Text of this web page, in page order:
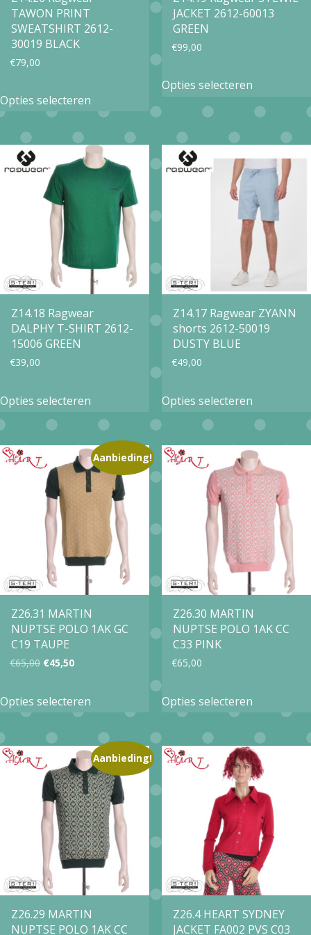
de
TAWON PRINT
SWEATSHIRT 2612-
30019 BLACK
€79,00
Opties selecteren
product
meerdere
variaties.
optie
gekozen
worden
op
de
JACKET 2612-60013
GREEN
€99,00
Opties selecteren
heeft
meerdere
variaties.
Deze
optie
kan
gekozen
worden
op
de
Z14.18 Ragwear
DALPHY T-SHIRT 2612-
15006 GREEN
€39,00
Opties selecteren
heeft
meerdere
variaties.
Deze
optie
kan
gekozen
worden
op
de
Z14.17 Ragwear ZYANN
shorts 2612-50019
DUSTY BLUE
€49,00
Opties selecteren
heeft
meerdere
variaties.
Deze
optie
kan
gekozen
worden
op
de
Aanbieding!
Z26.31 MARTIN
NUPTSE POLO 1AK GC
C19 TAUPE
€65,00 Oorspronkelijke
was:
€65,00.
€45,50Huidige
is:
€45,50.
Opties selecteren
product
heeft
meerdere
variaties.
Deze
optie
kan
gekozen
worden
op
Z26.30 MARTIN
NUPTSE POLO 1AK CC
C33 PINK
€65,00
Opties selecteren
product
heeft
meerdere
variaties.
Deze
optie
kan
gekozen
worden
op
Aanbieding!
Z26.29 MARTIN
NUPTSE POLO 1AK CC
Z26.4 HEART SYDNEY
JACKET FA002 PVS C03